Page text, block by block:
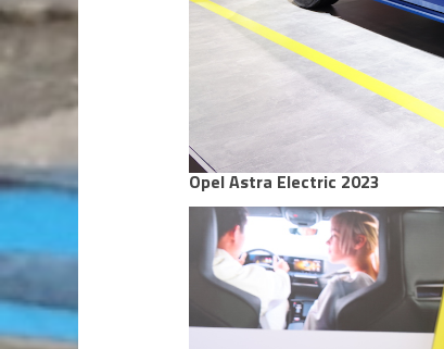
Opel Astra Electric 2023